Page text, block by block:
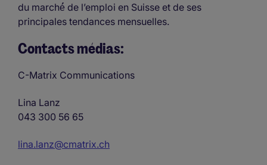
du marché́ de l’emploi en Suisse et de ses
principales tendances mensuelles.
Contacts médias:
C-Matrix Communications
Lina Lanz
043 300 56 65
lina.lanz@cmatrix.ch